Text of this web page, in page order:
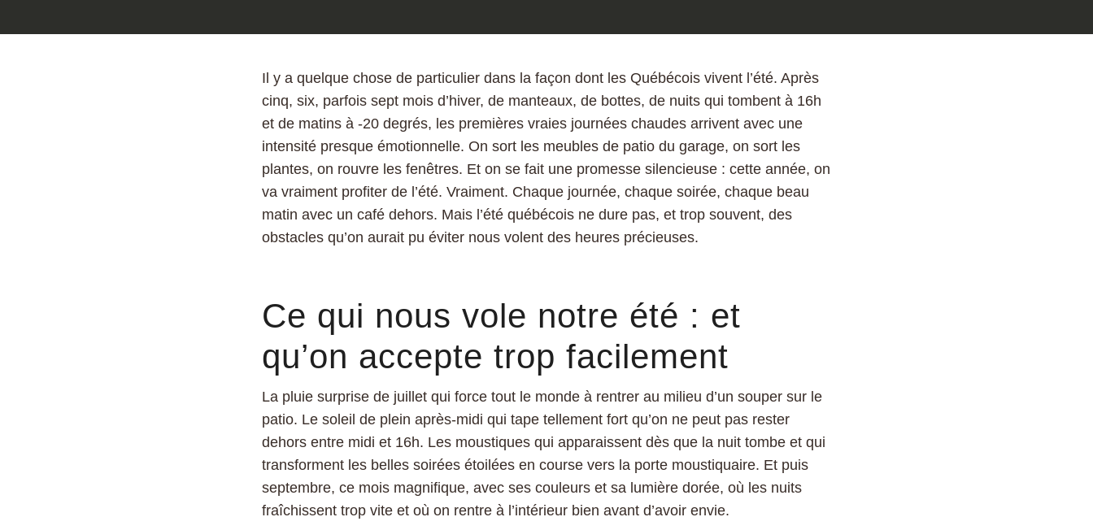
Il y a quelque chose de particulier dans la façon dont les Québécois vivent l’été. Après
cinq, six, parfois sept mois d’hiver, de manteaux, de bottes, de nuits qui tombent à 16h
et de matins à -20 degrés, les premières vraies journées chaudes arrivent avec une
intensité presque émotionnelle. On sort les meubles de patio du garage, on sort les
plantes, on rouvre les fenêtres. Et on se fait une promesse silencieuse : cette année, on
va vraiment profiter de l’été. Vraiment. Chaque journée, chaque soirée, chaque beau
matin avec un café dehors. Mais l’été québécois ne dure pas, et trop souvent, des
obstacles qu’on aurait pu éviter nous volent des heures précieuses.
Ce qui nous vole notre été : et
qu’on accepte trop facilement
La pluie surprise de juillet qui force tout le monde à rentrer au milieu d’un souper sur le
patio. Le soleil de plein après-midi qui tape tellement fort qu’on ne peut pas rester
dehors entre midi et 16h. Les moustiques qui apparaissent dès que la nuit tombe et qui
transforment les belles soirées étoilées en course vers la porte moustiquaire. Et puis
septembre, ce mois magnifique, avec ses couleurs et sa lumière dorée, où les nuits
fraîchissent trop vite et où on rentre à l’intérieur bien avant d’avoir envie.